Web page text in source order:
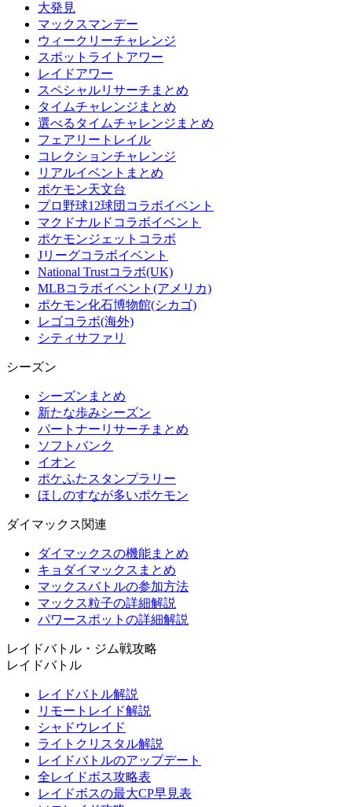
大発見
マックスマンデー
ウィークリーチャレンジ
スポットライトアワー
レイドアワー
スペシャルリサーチまとめ
タイムチャレンジまとめ
選べるタイムチャレンジまとめ
フェアリートレイル
コレクションチャレンジ
リアルイベントまとめ
ポケモン天文台
プロ野球12球団コラボイベント
マクドナルドコラボイベント
ポケモンジェットコラボ
Jリーグコラボイベント
National Trustコラボ(UK)
MLBコラボイベント(アメリカ)
ポケモン化石博物館(シカゴ)
レゴコラボ(海外)
シティサファリ
シーズン
シーズンまとめ
新たな歩みシーズン
パートナーリサーチまとめ
ソフトバンク
イオン
ポケふたスタンプラリー
ほしのすなが多いポケモン
ダイマックス関連
ダイマックスの機能まとめ
キョダイマックスまとめ
マックスバトルの参加方法
マックス粒子の詳細解説
パワースポットの詳細解説
レイドバトル・ジム戦攻略
レイドバトル
レイドバトル解説
リモートレイド解説
シャドウレイド
ライトクリスタル解説
レイドバトルのアップデート
全レイドボス攻略表
レイドボスの最大CP早見表